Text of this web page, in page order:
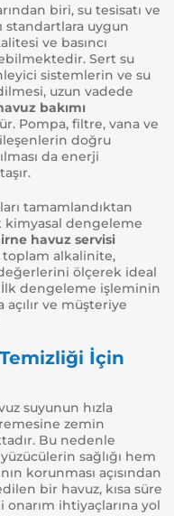
biri, su tesisatı ve
standartlara uygun
ve basıncı
Sert su
sistemlerin ve su
uzun vadede
bakımı
Pompa, filtre, vana ve
doğru
da enerji
tamamlandıktan
kimyasal dengeleme
havuz servisi
toplam alkalinite,
ölçerek ideal
İlk dengeleme işleminin
ve müşteriye
İçin
suyunun hızla
zemin
Bu nedenle
sağlığı hem
korunması açısından
bir havuz, kısa süre
ihtiyaçlarına yol